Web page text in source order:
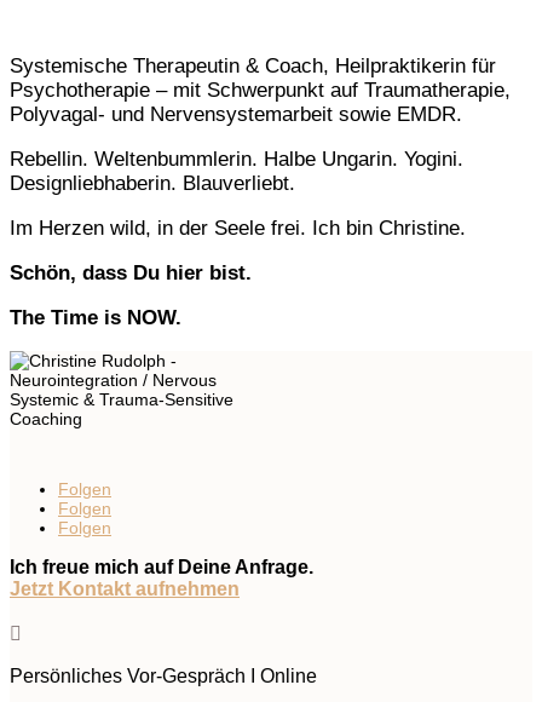
Systemische Therapeutin & Coach, Heilpraktikerin für
Psychotherapie – mit Schwerpunkt auf Traumatherapie,
Polyvagal- und Nervensystemarbeit sowie EMDR.
Rebellin. Weltenbummlerin. Halbe Ungarin. Yogini.
Designliebhaberin. Blauverliebt.
Im Herzen wild, in der Seele frei. Ich bin Christine.
Schön, dass Du hier bist.
The Time is NOW.
Folgen
Folgen
Folgen
Ich freue mich auf Deine Anfrage.
Jetzt Kontakt aufnehmen

Persönliches Vor-Gespräch I Online